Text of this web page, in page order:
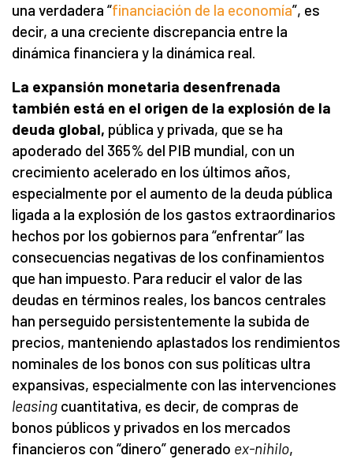
una verdadera “financiación de la economía”, es
decir, a una creciente discrepancia entre la
dinámica financiera y la dinámica real.
La expansión monetaria desenfrenada
también está en el origen de la explosión de la
deuda global, pública y privada, que se ha
apoderado del 365% del PIB mundial, con un
crecimiento acelerado en los últimos años,
especialmente por el aumento de la deuda pública
ligada a la explosión de los gastos extraordinarios
hechos por los gobiernos para “enfrentar” las
consecuencias negativas de los confinamientos
que han impuesto. Para reducir el valor de las
deudas en términos reales, los bancos centrales
han perseguido persistentemente la subida de
precios, manteniendo aplastados los rendimientos
nominales de los bonos con sus políticas ultra
expansivas, especialmente con las intervenciones
leasing cuantitativa, es decir, de compras de
bonos públicos y privados en los mercados
financieros con “dinero” generado ex-nihilo,